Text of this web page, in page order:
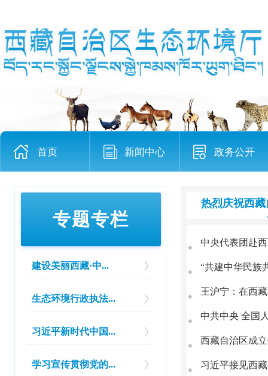
首页 新闻中心 政务公开
专题专栏
建设美丽西藏·中...
生态环境行政执法...
习近平新时代中国...
学习宣传贯彻党的...
热烈庆祝西
◆ 中央代表团赴
◆
◆ 王沪宁：在西
◆
◆ 西藏自治区成
◆ 习近平接见西